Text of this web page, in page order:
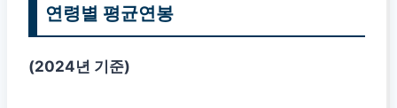
연령별 평균연봉
(2024년 기준)